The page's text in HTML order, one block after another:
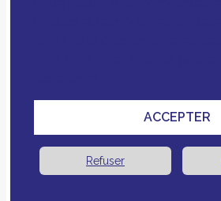
ACCEPTER
Refuser